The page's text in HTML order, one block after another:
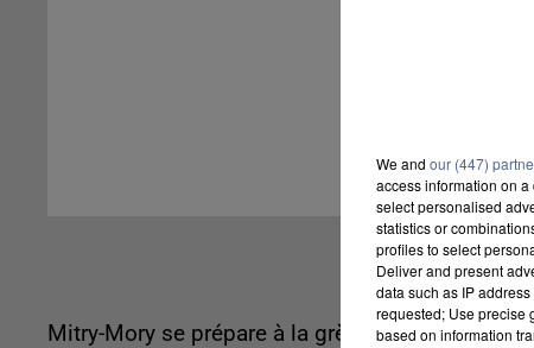
Mitry-Mory se prépare à la grève des profs. À
We and our (447)
access information on
select personalised
statistics or
profiles to select
Deliver and present
data such as IP
requested; Use precise
based on information